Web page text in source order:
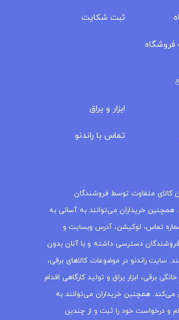
فروشگاه
ثبت شکایت
ابزار و یراق
تماس با راندنو
کالای متفاوت توسط فروشندگان
خریداران می‌توانند به آسانی به
تماس، لوکیشن، آدرس وبسایت و
دسترسی داشته و با آنان بدون
سایت راندنو در موضوعات کالاهای برقی،
برقی، ابزار یراق و تولید کارگاهی اقدام
همچنین خریداران می‌توانند به
و درخواست خود را ثبت و از چندین